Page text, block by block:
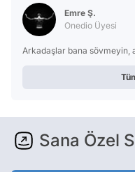
Emre Ş.
Onedio Üyesi
Arkadaşlar bana sövmeyin,
Sana Özel